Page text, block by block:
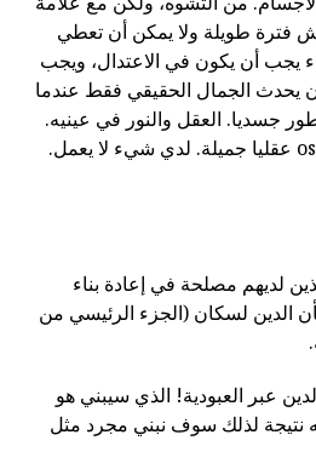
فترة طويلة ولا يمكن أن تعطي
يجب أن يكون في الاعتدال، ويجب
الجمال الحقيقي فقط عندما
جسديا. العقل والنور في عينيه.
الآن تخيل شخص oststalogo عقليا جميلة. لدي شيء لا يعمل.
لديهم مصلحة في إعادة بناء
الدين لسكان (الجزء الرئيسي من
عبر العبودية! الذي سيبني هو
نتيجة لذلك سوف نبني مجرد مثل